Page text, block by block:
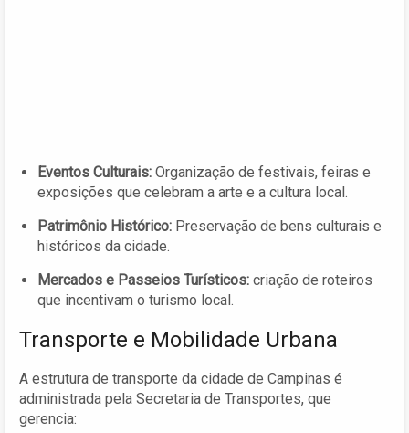
Eventos Culturais: Organização de festivais, feiras e
exposições que celebram a arte e a cultura local.
Patrimônio Histórico: Preservação de bens culturais e
históricos da cidade.
Mercados e Passeios Turísticos: criação de roteiros
que incentivam o turismo local.
Transporte e Mobilidade Urbana
A estrutura de transporte da cidade de Campinas é
administrada pela Secretaria de Transportes, que
gerencia: